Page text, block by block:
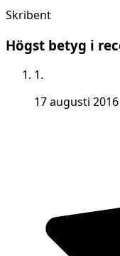
Skribent
Högst betyg i
1.
17 augusti 2016